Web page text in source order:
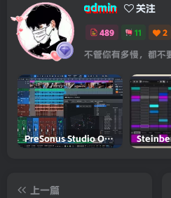
admin 关注
489 11 2
PreSonus Studio One Pro 7 v7.0.0 Incl Keygen-R2R
上一篇